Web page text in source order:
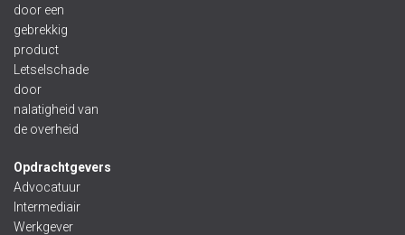
door een
gebrekkig
product
Letselschade
door
nalatigheid van
de overheid
Opdrachtgevers
Advocatuur
Intermediair
Werkgever